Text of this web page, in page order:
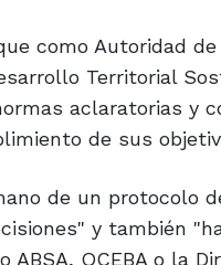
como Autoridad
Territorial
aclaratorias y
de sus
de un protocolo
y también
ABSA, OCEBA o la